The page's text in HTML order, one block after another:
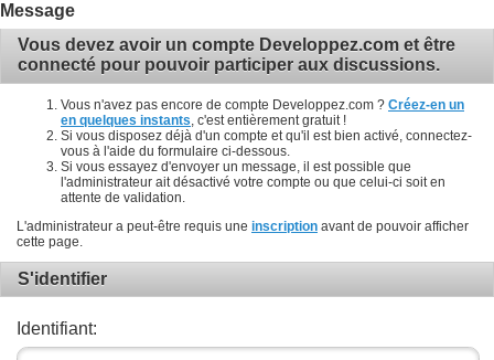
Message
Vous devez avoir un compte Developpez.com et être
connecté pour pouvoir participer aux discussions.
Vous n'avez pas encore de compte Developpez.com ? Créez-en un
en quelques instants , c'est entièrement gratuit !
Si vous disposez déjà d'un compte et qu'il est bien activé, connectez-
vous à l'aide du formulaire ci-dessous.
Si vous essayez d'envoyer un message, il est possible que
l'administrateur ait désactivé votre compte ou que celui-ci soit en
attente de validation.
L'administrateur a peut-être requis une inscription avant de pouvoir afficher
cette page.
S'identifier
Identifiant: